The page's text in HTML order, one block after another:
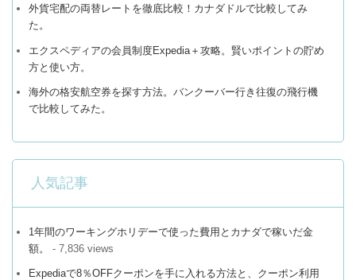
外貨宅配の両替レートを徹底比較！カナダドルで比較してみ
た。
エクスペディアの会員制度Expedia＋攻略。賢いポイントの貯め
方と使い方。
海外の格安航空券を探す方法。バンクーバー行き往復の飛行機
で比較してみた。
人気記事
1年間のワーキングホリデーで使った費用とカナダで稼いだ金
額。
- 7,836 views
Expediaで8％OFFクーポンを手に入れる方法と、クーポン利用